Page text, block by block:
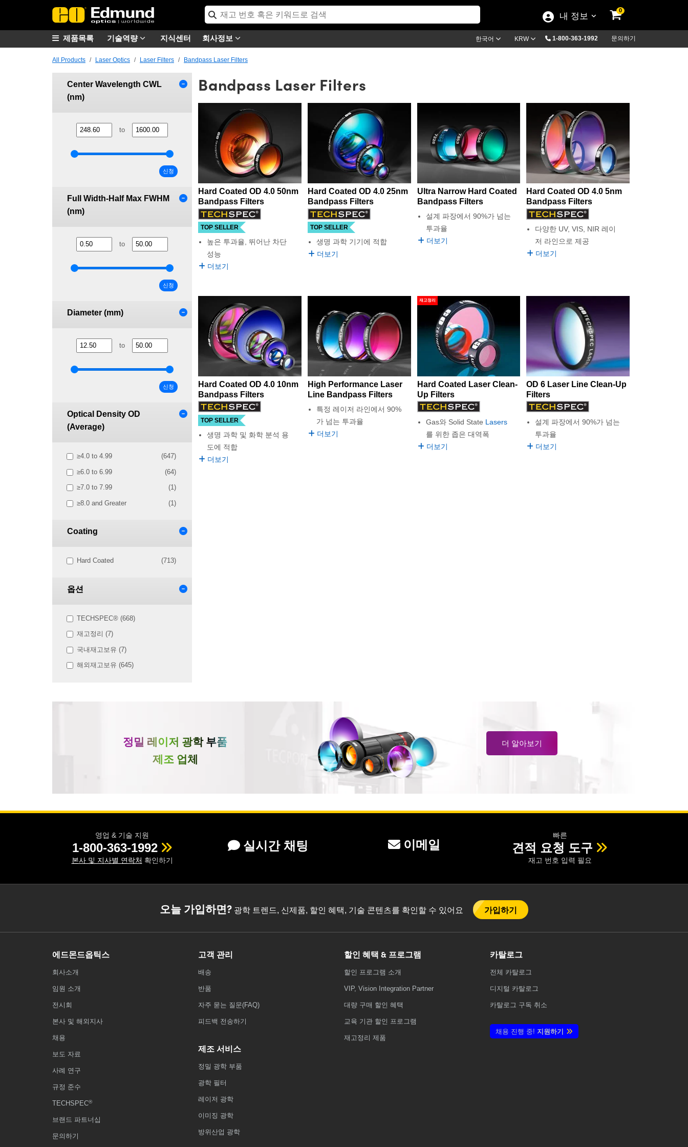
내 정보
0
기술역량 지식센터 회사정보 한국어 KRW 1-800-363-1992 문의하기
제품목록
All Products Laser Optics Laser Filters Bandpass Laser Filters
Center Wavelength CWL
(nm)
to
신청
Full Width-Half Max FWHM
(nm)
to
신청
Diameter (mm)
to
신청
Optical Density OD
(Average)
≥4.0 to 4.99 (647)
≥6.0 to 6.99 (64)
≥7.0 to 7.99 (1)
≥8.0 and Greater (1)
Coating
Hard Coated (713)
옵션
TECHSPEC® (668)
재고정리 (7)
국내재고보유 (7)
해외재고보유 (645)
Bandpass Laser Filters
Hard Coated OD 4.0 50nm
Bandpass Filters
TOP SELLER
높은 투과율, 뛰어난 차단
성능
더보기
Hard Coated OD 4.0 25nm
Bandpass Filters
TOP SELLER
생명 과학 기기에 적합
더보기
Ultra Narrow Hard Coated
Bandpass Filters
설계 파장에서 90%가 넘는
투과율
더보기
Hard Coated OD 4.0 5nm
Bandpass Filters
다양한 UV, VIS, NIR 레이
저 라인으로 제공
더보기
Hard Coated OD 4.0 10nm
Bandpass Filters
TOP SELLER
생명 과학 및 화학 분석 용
도에 적합
더보기
High Performance Laser
Line Bandpass Filters
특정 레이저 라인에서 90%
가 넘는 투과율
더보기
재고정리
Hard Coated Laser Clean-
Up Filters
Gas와 Solid State Lasers
를 위한 좁은 대역폭
더보기
OD 6 Laser Line Clean-Up
Filters
설계 파장에서 90%가 넘는
투과율
더보기
정밀 레이저 광학 부품
제조 업체
더 알아보기
영업 & 기술 지원
1-800-363-1992
본사 및 지사별 연락처 확인하기
실시간 채팅 이메일
빠른
견적 요청 도구
재고 번호 입력 필요
오늘 가입하면?광학 트렌드, 신제품, 할인 혜택, 기술 콘텐츠를 확인할 수 있어요 가입하기
에드몬드옵틱스
회사소개
임원 소개
전시회
본사 및 해외지사
채용
보도 자료
사례 연구
규정 준수
TECHSPEC®
브랜드 파트너십
문의하기
고객 관리
배송
반품
자주 묻는 질문(FAQ)
피드백 전송하기
제조 서비스
정밀 광학 부품
광학 필터
레이저 광학
이미징 광학
방위산업 광학
할인 혜택 & 프로그램
할인 프로그램 소개
VIP, Vision Integration Partner
대량 구매 할인 혜택
교육 기관 할인 프로그램
재고정리 제품
카탈로그
전체 카탈로그
디지털 카탈로그
카탈로그 구독 취소
채용 진행 중! 지원하기